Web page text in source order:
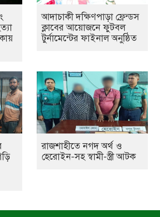
আদাচাকী দক্ষিণপাড়া ফ্রেন্ডস
ক্লাবের আয়োজনে ফুটবল
টুর্নামেন্টের ফাইনাল অনুষ্ঠিত
রাজশাহীতে নগদ অর্থ ও
হেরোইন-সহ স্বামী-স্ত্রী আটক